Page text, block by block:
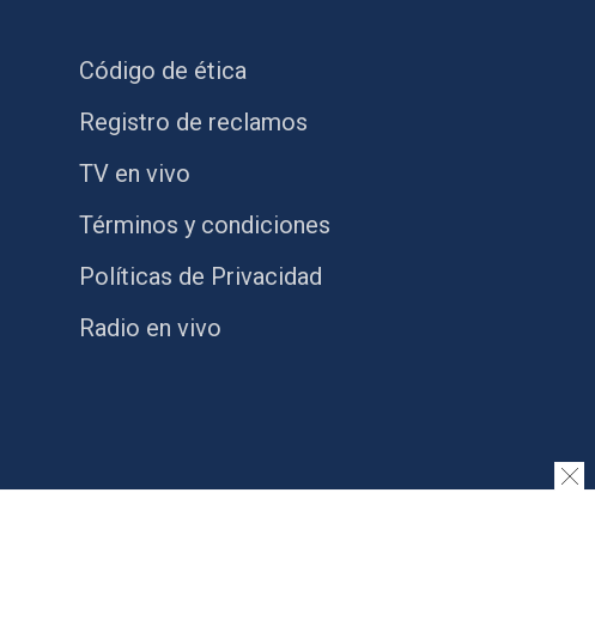
Código de ética
Registro de reclamos
TV en vivo
Términos y condiciones
Políticas de Privacidad
Radio en vivo